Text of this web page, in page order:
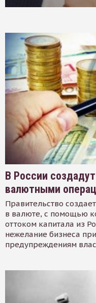
В России
валютными
Правительство
в валюте, с помощью
оттоком капитала из
нежелание бизнеса
предупреждениям